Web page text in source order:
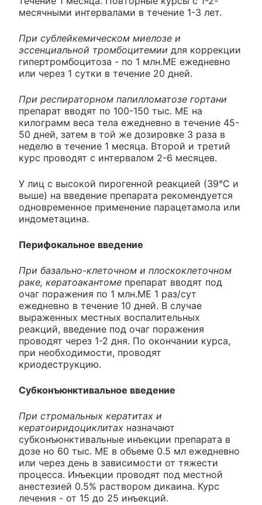
месячными интервалами в течение 1-3 лет.
При сублейкемическом миелозе и
эссенциальной тромбоцитемии для коррекции
гипертромбоцитоза - по 1 млн.ME ежедневно
или через 1 сутки в течение 20 дней.
При респираторном папилломатозе гортани
препарат вводят по 100-150 тыс. ME на
килограмм веса тела ежедневно в течение 45-
50 дней, затем в той же дозировке 3 раза в
неделю в течение 1 месяца. Второй и третий
курс проводят с интервалом 2-6 месяцев.
У лиц с высокой пирогенной реакцией (39°С и
выше) на введение препарата рекомендуется
одновременное применение парацетамола или
индометацина.
Перифокальное введение
При базально-клеточном и плоскоклеточном
раке, кератоакантоме препарат вводят под
очаг поражения по 1 млн.ME 1 раз/сут
ежедневно в течение 10 дней. В случае
выраженных местных воспалительных
реакций, введение под очаг поражения
проводят через 1-2 дня. По окончании курса,
при необходимости, проводят
криодеструкцию.
Субконъюнктивальное введение
При стромальных кератитах и
кератоиридоциклитах назначают
субконъюнктивальные инъекции препарата в
дозе но 60 тыс. ME в объеме 0.5 мл ежедневно
или через день в зависимости от тяжести
процесса. Инъекции проводят под местной
анестезией 0.5% раствором дикаина. Курс
лечения - от 15 до 25 инъекций.